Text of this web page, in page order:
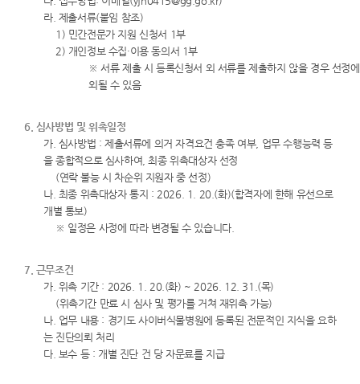
라. 제출서류(붙임 참조)
1) 민간전문가 지원 신청서 1부
2) 개인정보 수집·이용 동의서 1부
※ 서류 제출 시 등록신청서 외 서류를 제출하지 않을 경우 선정
외될 수 있음
6. 심사방법 및 위촉일정
가. 심사방법 : 제출서류에 의거 자격요건 충족 여부, 업무 수행능력 등
을 종합적으로 심사하여, 최종 위촉대상자 선정
(연락 불능 시 차순위 지원자 중 선정)
나. 최종 위촉대상자 통지 : 2026. 1. 20.(화)(합격자에 한해 유선으로
개별 통보)
※ 일정은 사정에 따라 변경될 수 있습니다.
7. 근무조건
가. 위촉 기간 : 2026. 1. 20.(화) ~ 2026. 12. 31.(목)
(위촉기간 만료 시 심사 및 평가를 거쳐 재위촉 가능)
나. 업무 내용 : 경기도 사이버식물병원에 등록된 전문적인 지식을 요하
는 진단의뢰 처리
다. 보수 등 : 개별 진단 건 당 자문료를 지급